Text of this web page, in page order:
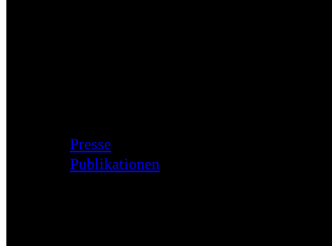
Presse
Publikationen